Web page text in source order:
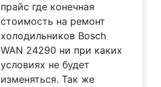
прайс где конечная
стоимость на ремонт
холодильников Bosch
WAN 24290 ни при каких
условиях не будет
изменяться. Так же